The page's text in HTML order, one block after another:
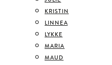
KRISTIN
LINNEA
LYKKE
MARIA
MAUD